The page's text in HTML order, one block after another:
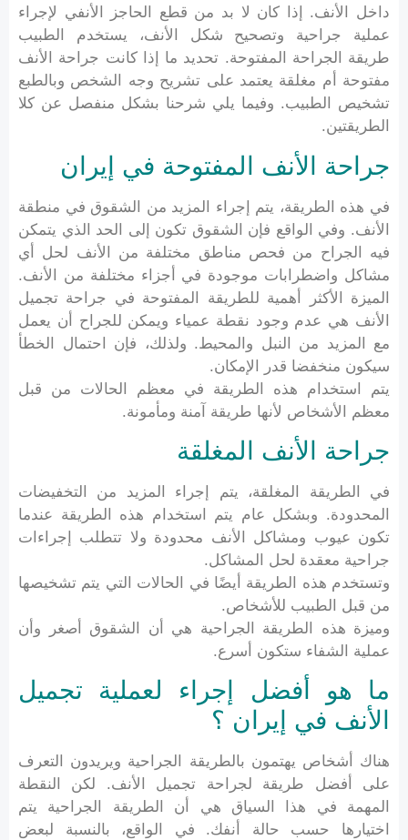
داخل الأنف. إذا كان لا بد من قطع الحاجز الأنفي لإجراء
عملية جراحية وتصحيح شكل الأنف، يستخدم الطبيب
طريقة الجراحة المفتوحة. تحديد ما إذا كانت جراحة الأنف
مفتوحة أم مغلقة يعتمد على تشريح وجه الشخص وبالطبع
تشخيص الطبيب. وفيما يلي شرحنا بشكل منفصل عن كلا
الطريقتين.
جراحة الأنف المفتوحة في إيران
في هذه الطريقة، يتم إجراء المزيد من الشقوق في منطقة
الأنف. وفي الواقع فإن الشقوق تكون إلى الحد الذي يتمكن
فيه الجراح من فحص مناطق مختلفة من الأنف لحل أي
مشاكل واضطرابات موجودة في أجزاء مختلفة من الأنف.
الميزة الأكثر أهمية للطريقة المفتوحة في جراحة تجميل
الأنف هي عدم وجود نقطة عمياء ويمكن للجراح أن يعمل
مع المزيد من النبل والمحيط. ولذلك، فإن احتمال الخطأ
سيكون منخفضا قدر الإمكان.
يتم استخدام هذه الطريقة في معظم الحالات من قبل
معظم الأشخاص لأنها طريقة آمنة ومأمونة.
جراحة الأنف المغلقة
في الطريقة المغلقة، يتم إجراء المزيد من التخفيضات
المحدودة. وبشكل عام يتم استخدام هذه الطريقة عندما
تكون عيوب ومشاكل الأنف محدودة ولا تتطلب إجراءات
جراحية معقدة لحل المشاكل.
وتستخدم هذه الطريقة أيضًا في الحالات التي يتم تشخيصها
من قبل الطبيب للأشخاص.
وميزة هذه الطريقة الجراحية هي أن الشقوق أصغر وأن
عملية الشفاء ستكون أسرع.
ما هو أفضل إجراء لعملية تجميل
الأنف في إيران ؟
هناك أشخاص يهتمون بالطريقة الجراحية ويريدون التعرف
على أفضل طريقة لجراحة تجميل الأنف. لكن النقطة
المهمة في هذا السياق هي أن الطريقة الجراحية يتم
اختيارها حسب حالة أنفك. في الواقع، بالنسبة لبعض